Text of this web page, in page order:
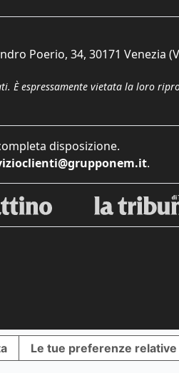
Poerio, 34, 30171 Venezia
È espressamente vietata la loro
disposizione.
.
Le tue preferenze relative